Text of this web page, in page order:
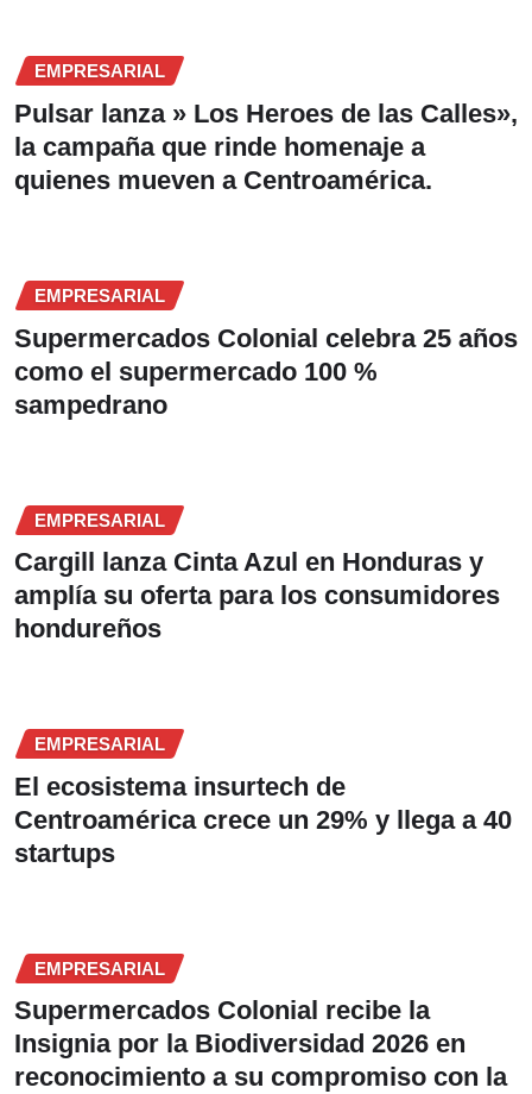
EMPRESARIAL
Pulsar lanza » Los Heroes de las Calles»,
la campaña que rinde homenaje a
quienes mueven a Centroamérica.
EMPRESARIAL
Supermercados Colonial celebra 25 años
como el supermercado 100 %
sampedrano
EMPRESARIAL
Cargill lanza Cinta Azul en Honduras y
amplía su oferta para los consumidores
hondureños
EMPRESARIAL
El ecosistema insurtech de
Centroamérica crece un 29% y llega a 40
startups
EMPRESARIAL
Supermercados Colonial recibe la
Insignia por la Biodiversidad 2026 en
reconocimiento a su compromiso con la